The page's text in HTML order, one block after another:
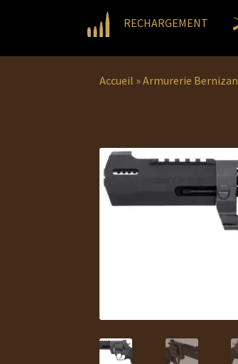
RECHARGEMENT
Accueil »Armurerie Bernizan